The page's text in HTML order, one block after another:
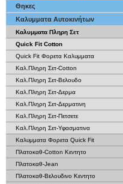
Θηκες
Καλυμματα Αυτοκινήτων
Καλυμματα Πληρη Σετ
Quick Fit Cotton
Quick Fit Φορετα Καλυμματα
Καλ.Πληρη Σετ-Cotton
Καλ.Πληρη Σετ-Βελουδο
Καλ.Πληρη Σετ-Δερμα
Καλ.Πληρη Σετ-Δερματινη
Καλ.Πληρη Σετ-Πετσετε
Καλ.Πληρη Σετ-Υφασματινα
Καλυμματα Φορετα Quick Fit
Πλατοκαθ-Cotton Κεντητο
Πλατοκαθ-Jean
Πλατοκαθ-Βελουδινο Κεντητο